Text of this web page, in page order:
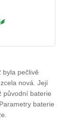
byla pečlivě
nová. Její
původní baterie
baterie